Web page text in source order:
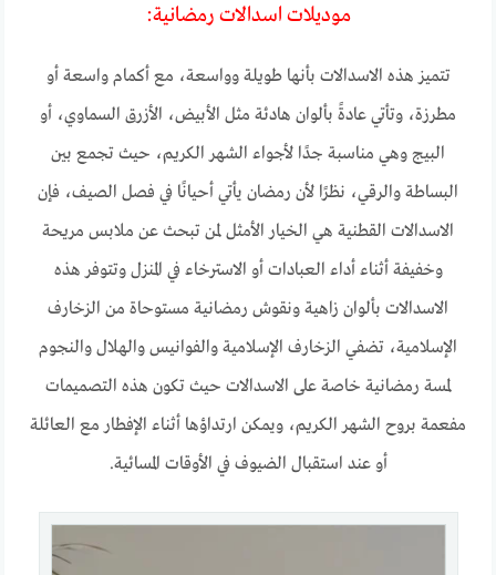
موديلات اسدالات رمضانية:
تتميز هذه الاسدالات بأنها طويلة وواسعة، مع أكمام واسعة أو
مطرزة، وتأتي عادةً بألوان هادئة مثل الأبيض، الأزرق السماوي، أو
البيج وهي مناسبة جدًا لأجواء الشهر الكريم، حيث تجمع بين
البساطة والرقي، نظرًا لأن رمضان يأتي أحيانًا في فصل الصيف، فإن
الاسدالات القطنية هي الخيار الأمثل لمن تبحث عن ملابس مريحة
وخفيفة أثناء أداء العبادات أو الاسترخاء في المنزل وتتوفر هذه
الاسدالات بألوان زاهية ونقوش رمضانية مستوحاة من الزخارف
الإسلامية، تضفي الزخارف الإسلامية والفوانيس والهلال والنجوم
لمسة رمضانية خاصة على الاسدالات حيث تكون هذه التصميمات
مفعمة بروح الشهر الكريم، ويمكن ارتداؤها أثناء الإفطار مع العائلة
أو عند استقبال الضيوف في الأوقات المسائية.